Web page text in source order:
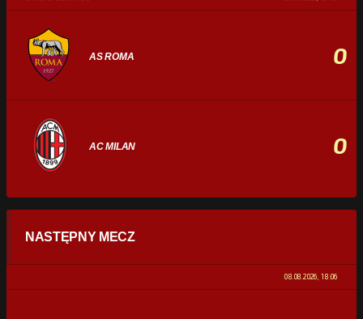
AS ROMA 0
AC MILAN 0
STATYSTYKI
0% 100%
NASTĘPNY MECZ
08.08.2026, 18:06